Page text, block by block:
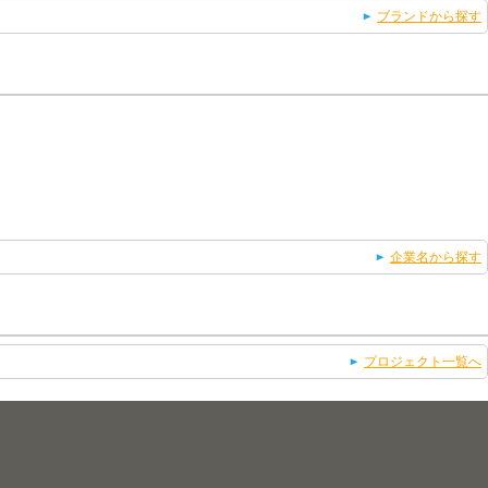
ブランドから探す
企業名から探す
プロジェクト一覧へ